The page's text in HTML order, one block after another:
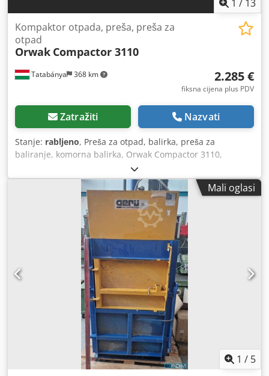
1 / 13
Tatabánya 368 km
Kompaktor otpada, preša, preša za
otpad
Orwak Compactor 3110
2.285 €
fiksna cijena plus PDV
Zatražiti Nazvati
Stanje: rabljeno, Preša za otpad, balirka, preša za
baliranje, komorna balirka, Orwak Compactor 3110,
rabljeni stroj Proizvođač: ORWAK (Sävsjö, Švedska) Tip:
Compactor 3110 Serijski broj: 105441 Broj proizvoda:
4903110-00 Dsdpfsy S Ui Dsx Afvskr Ukupne dimenzije: 865
x 680 x 2050 mm -sila prešanja: 4 t -godina proizvodnje:
2011-11 -napon: 230 V -frekvencija: 50 Hz -snaga: 1,1 kW -
jakost struje: 8,9 A -težina: 340 kg
Mali oglasi
1 / 5